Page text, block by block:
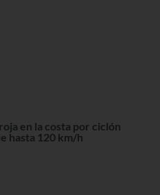
en la costa por ciclón
hasta 120 km/h